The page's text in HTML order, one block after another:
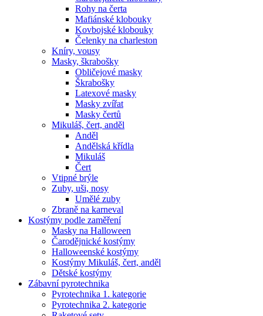
Rohy na čerta
Mafiánské klobouky
Kovbojské klobouky
Čelenky na charleston
Kníry, vousy
Masky, škrabošky
Obličejové masky
Škrabošky
Latexové masky
Masky zvířat
Masky čertů
Mikuláš, čert, anděl
Anděl
Andělská křídla
Mikuláš
Čert
Vtipné brýle
Zuby, uši, nosy
Umělé zuby
Zbraně na karneval
Kostýmy podle zaměření
Masky na Halloween
Čarodějnické kostýmy
Halloweenské kostýmy
Kostýmy Mikuláš, čert, anděl
Dětské kostýmy
Zábavní pyrotechnika
Pyrotechnika 1. kategorie
Pyrotechnika 2. kategorie